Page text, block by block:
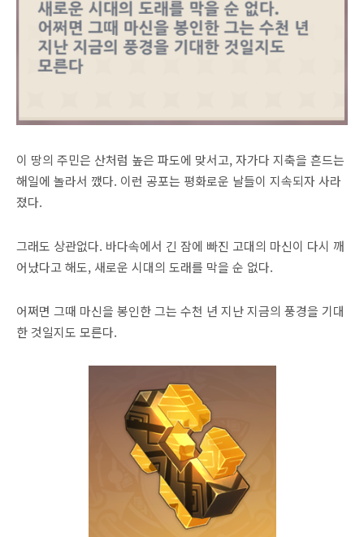
이 땅의 주민은 산처럼 높은 파도에 맞서고, 자가다 지축을 흔드는
해일에 놀라서 깼다. 이런 공포는 평화로운 날들이 지속되자 사라
졌다.
그래도 상관없다. 바다속에서 긴 잠에 빠진 고대의 마신이 다시 깨
어났다고 해도, 새로운 시대의 도래를 막을 순 없다.
어쩌면 그때 마신을 봉인한 그는 수천 년 지난 지금의 풍경을 기대
한 것일지도 모른다.